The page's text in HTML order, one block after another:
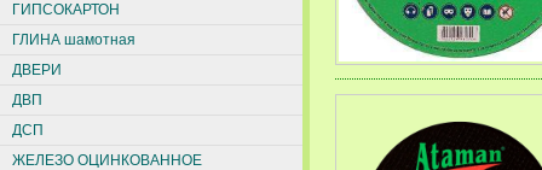
ГИПСОКАРТОН
ГЛИНА шамотная
ДВЕРИ
ДВП
ДСП
ЖЕЛЕЗО ОЦИНКОВАННОЕ